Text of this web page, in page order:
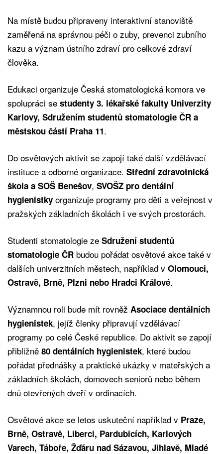
Na místě budou připraveny interaktivní stanoviště
zaměřená na správnou péči o zuby, prevenci zubního
kazu a význam ústního zdraví pro celkové zdraví
člověka.
Edukaci organizuje Česká stomatologická komora ve
spolupráci se studenty 3. lékařské fakulty Univerzity
Karlovy, Sdružením studentů stomatologie ČR a
městskou částí Praha 11.
Do osvětových aktivit se zapojí také další vzdělávací
instituce a odborné organizace. Střední zdravotnická
škola a SOŠ Benešov, SVOŠZ pro dentální
hygienistky organizuje programy pro děti a veřejnost v
pražských základních školách i ve svých prostorách.
Studenti stomatologie ze Sdružení studentů
stomatologie ČR budou pořádat osvětové akce také v
dalších univerzitních městech, například v Olomouci,
Ostravě, Brně, Plzni nebo Hradci Králové.
Významnou roli bude mít rovněž Asociace dentálních
hygienistek, jejíž členky připravují vzdělávací
programy po celé České republice. Do aktivit se zapojí
přibližně 80 dentálních hygienistek, které budou
pořádat přednášky a praktické ukázky v mateřských a
základních školách, domovech seniorů nebo během
dnů otevřených dveří v ordinacích.
Osvětové akce se letos uskuteční například v Praze,
Brně, Ostravě, Liberci, Pardubicích, Karlových
Varech, Táboře, Žďáru nad Sázavou, Jihlavě, Mladé